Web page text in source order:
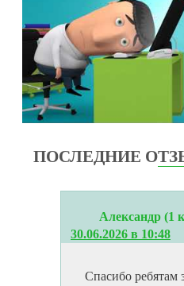
ПОСЛЕДНИЕ
Александр (1
30.06.2026 в 10:48
Спасибо ребятам